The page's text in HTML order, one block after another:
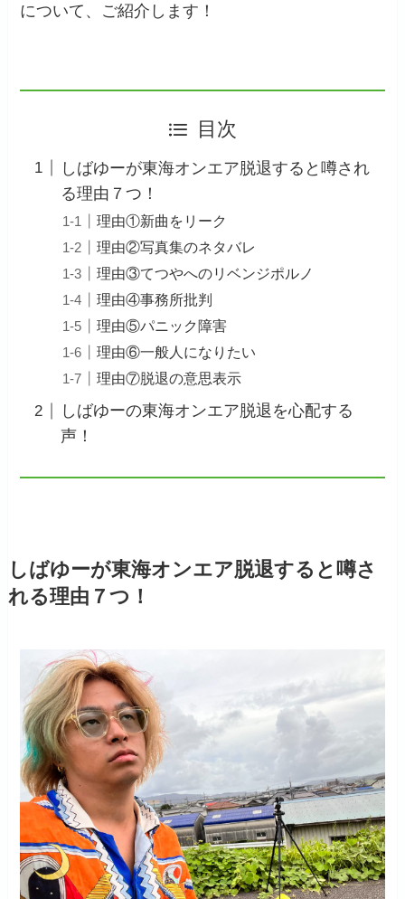
について、ご紹介します！
目次
しばゆーが東海オンエア脱退すると噂され
る理由７つ！
理由①新曲をリーク
理由②写真集のネタバレ
理由③てつやへのリベンジポルノ
理由④事務所批判
理由⑤パニック障害
理由⑥一般人になりたい
理由⑦脱退の意思表示
しばゆーの東海オンエア脱退を心配する
声！
しばゆーが東海オンエア脱退すると噂さ
れる理由７つ！